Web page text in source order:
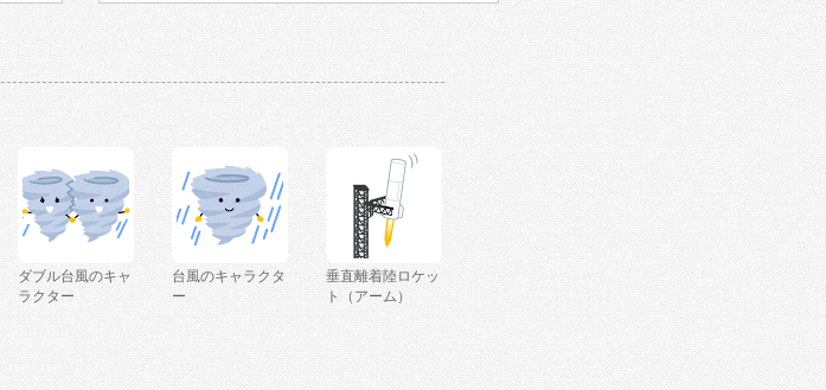
ダブル台風のキャ
ラクター
台風のキャラクタ
ー
垂直離着陸ロケッ
ト（アーム）